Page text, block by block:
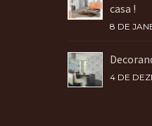
casa !
8 DE
4 DE